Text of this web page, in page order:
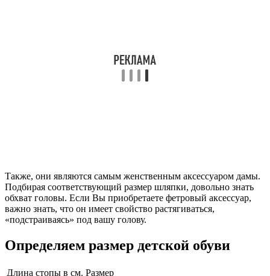
Также, они являются самым женственным аксессуаром дамы.
Подбирая соответствующий размер шляпки, довольно знать
обхват головы. Если Вы приобретаете фетровый аксессуар,
важно знать, что он имеет свойство растягиваться,
«подстраиваясь» под вашу голову.
Определяем размер детской обуви
Длина стопы в см. Размер